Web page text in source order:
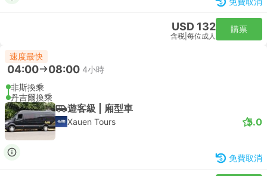
USD 132
含税 每位成人
購票
速度最快
04:00 08:00 4小時
非斯換乘
丹吉爾換乘
遊客級 | 廂型車
Xauen Tours 5.0
免費取消